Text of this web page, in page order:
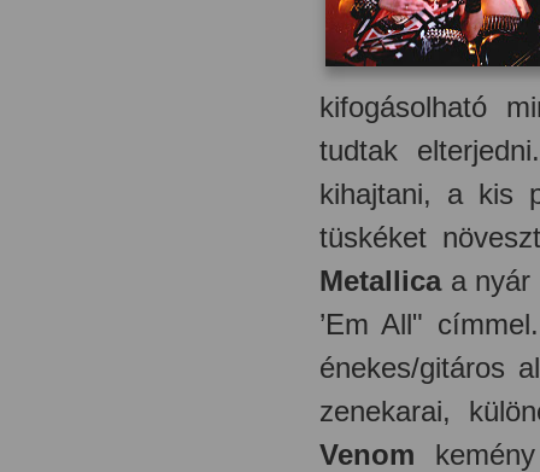
kifogásolható
tudtak
kihajtani, a kis
tüskéket
Metallicaa nyár
’Em All"
énekes/gitáros
zenekarai,
Venom